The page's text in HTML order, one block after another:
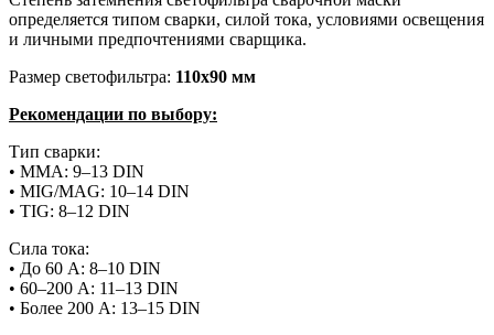
определяется типом сварки, силой тока, условиями освещения
и личными предпочтениями сварщика.
Размер светофильтра: 110х90 мм
Рекомендации по выбору:
Тип сварки:
• MMA: 9–13 DIN
• MIG/MAG: 10–14 DIN
• TIG: 8–12 DIN
Сила тока:
• До 60 А: 8–10 DIN
• 60–200 А: 11–13 DIN
• Более 200 А: 13–15 DIN